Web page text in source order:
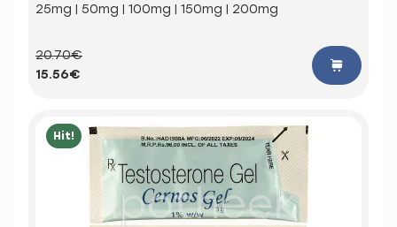
25mg | 50mg | 100mg | 150mg | 200mg
20.70€
15.56€
Hit!